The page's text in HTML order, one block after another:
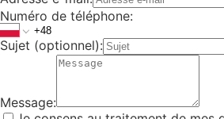
Numéro de téléphone:
Sujet (optionnel):
Message: